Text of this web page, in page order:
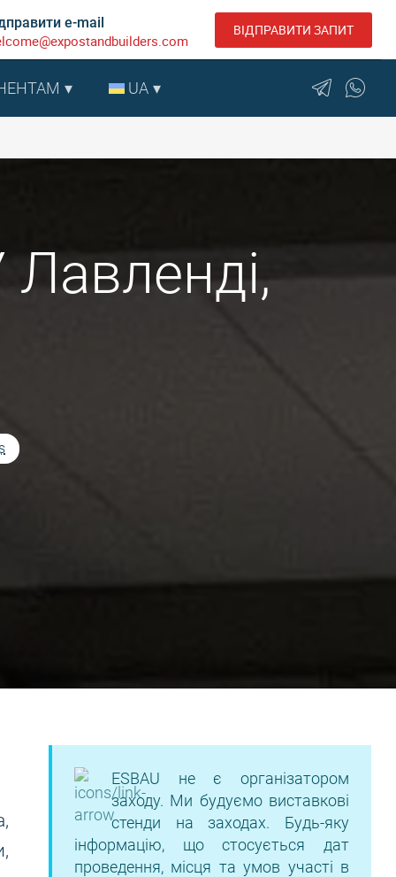
e-mail ВІДПРАВИТИ ЗАПИТ
UA
ESBAU не є організатором
заходу. Ми будуємо виставкові
стенди на заходах. Будь-яку
інформацію, що стосується дат
проведення, місця та умов участі в